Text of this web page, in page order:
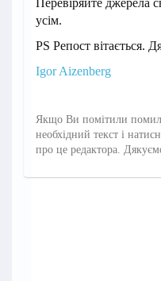
Перевіряйте джерела
усім.
PS Репост вітається.
Igor Aizenberg
Якщо Ви помітили
необхідний текст і
про це редактора.